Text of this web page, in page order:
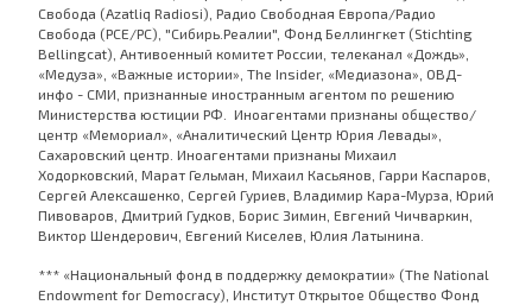
Свобода (Azatliq Radiosi), Радио Свободная Европа/Радио
Свобода (PCE/PC), "Сибирь.Реалии", Фонд Беллингкет (Stichting
Bellingcat), Антивоенный комитет России, телеканал «Дождь»,
«Медуза», «Важные истории», The Insider, «Медиазона», ОВД-
инфо - СМИ, признанные иностранным агентом по решению
Министерства юстиции РФ. Иноагентами признаны общество/
центр «Мемориал», «Аналитический Центр Юрия Левады»,
Сахаровский центр. Иноагентами признаны Михаил
Ходорковский, Марат Гельман, Михаил Касьянов, Гарри Каспаров,
Сергей Алексашенко, Сергей Гуриев, Владимир Кара-Мурза, Юрий
Пивоваров, Дмитрий Гудков, Борис Зимин, Евгений Чичваркин,
Виктор Шендерович, Евгений Киселев, Юлия Латынина.
*** «Национальный фонд в поддержку демократии» (The National
Endowment for Democracy), Институт Открытое Общество Фонд